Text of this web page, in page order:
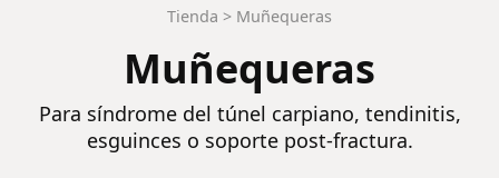
Tienda > Muñequeras
Muñequeras
Para síndrome del túnel carpiano, tendinitis,
esguinces o soporte post-fractura.